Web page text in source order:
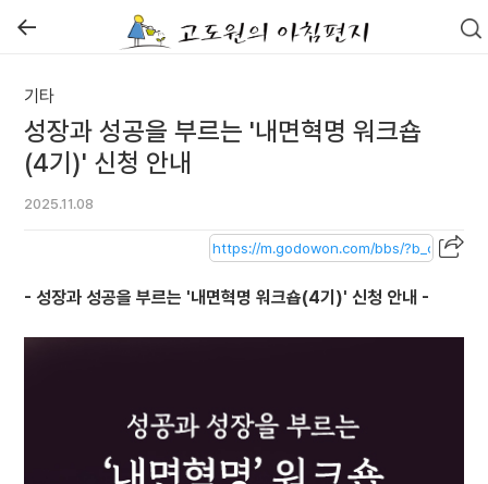
←
기타
성장과 성공을 부르는 '내면혁명 워크숍
(4기)' 신청 안내
2025.11.08
- 성장과 성공을 부르는 '내면혁명 워크숍(4기)' 신청 안내 -